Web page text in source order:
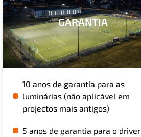
GARANTIA
10 anos de garantia para as
luminárias (não aplicável em
projectos mais antigos)
5 anos de garantia para o driver